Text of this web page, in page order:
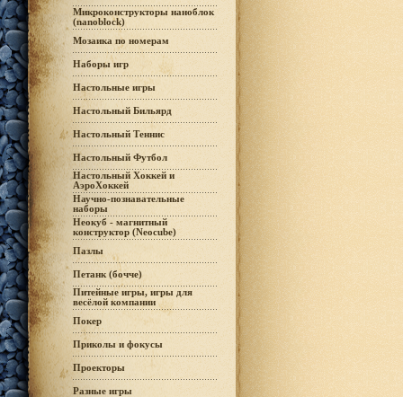
Микроконструкторы наноблок
(nanoblock)
Мозаика по номерам
Наборы игр
Настольные игры
Настольный Бильярд
Настольный Теннис
Настольный Футбол
Настольный Хоккей и
АэроХоккей
Научно-познавательные
наборы
Неокуб - магнитный
конструктор (Neocube)
Пазлы
Петанк (бочче)
Питейные игры, игры для
весёлой компании
Покер
Приколы и фокусы
Проекторы
Разные игры